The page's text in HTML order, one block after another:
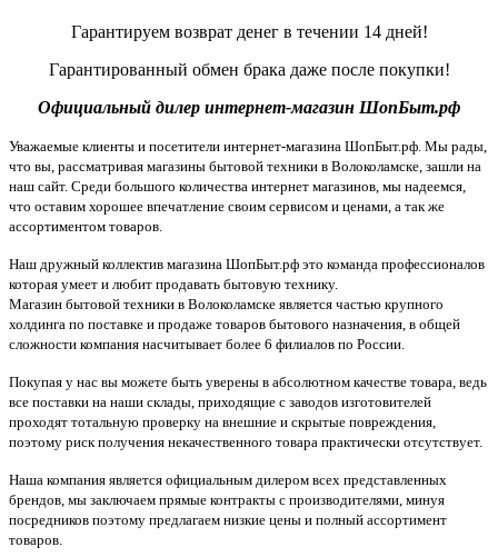
Гарантируем возврат денег в течении 14 дней!
Гарантированный обмен брака даже после покупки!
Официальный дилер интернет-магазин ШопБыт.рф
Уважаемые клиенты и посетители интернет-магазина ШопБыт.рф. Мы рады,
что вы, рассматривая магазины бытовой техники в Волоколамске, зашли на
наш сайт. Среди большого количества интернет магазинов, мы надеемся,
что оставим хорошее впечатление своим сервисом и ценами, а так же
ассортиментом товаров.
Наш дружный коллектив магазина ШопБыт.рф это команда профессионалов
которая умеет и любит продавать бытовую технику.
Магазин бытовой техники в Волоколамске является частью крупного
холдинга по поставке и продаже товаров бытового назначения, в общей
сложности компания насчитывает более 6 филиалов по России.
Покупая у нас вы можете быть уверены в абсолютном качестве товара, ведь
все поставки на наши склады, приходящие с заводов изготовителей
проходят тотальную проверку на внешние и скрытые повреждения,
поэтому риск получения некачественного товара практически отсутствует.
Наша компания является официальным дилером всех представленных
брендов, мы заключаем прямые контракты с производителями, минуя
посредников поэтому предлагаем низкие цены и полный ассортимент
товаров.